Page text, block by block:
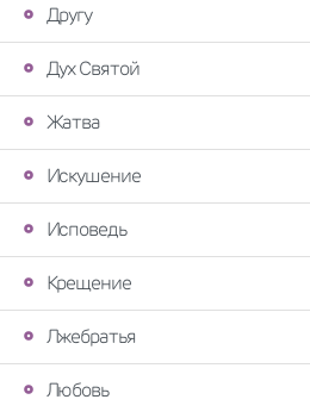
Другу
Дух Святой
Жатва
Искушение
Исповедь
Крещение
Лжебратья
Любовь